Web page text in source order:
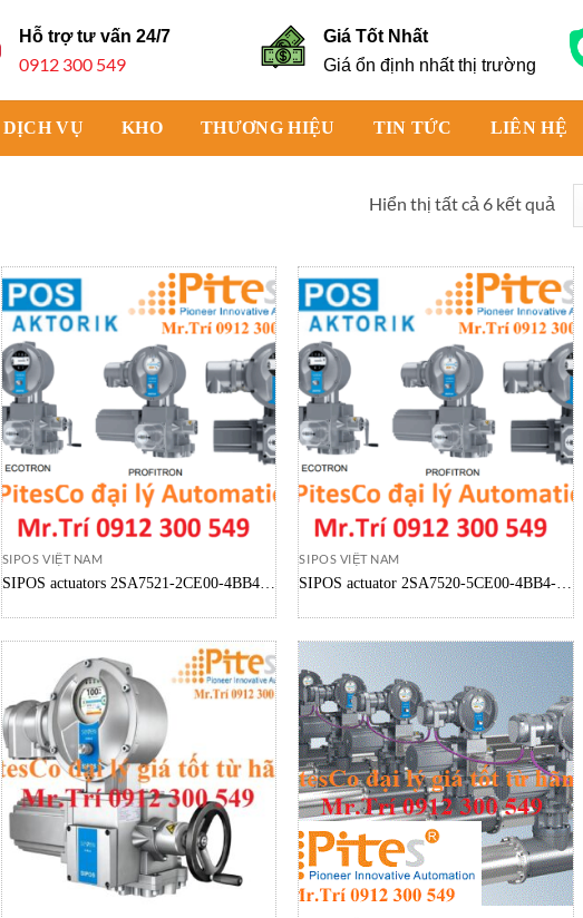
Hỗ trợ tư vấn 24/7
0912 300 549
Giá Tốt Nhất
Giá ổn định nhất thị trường
DỊCH VỤ KHO THƯƠNG HIỆU TIN TỨC LIÊN HỆ
Hiển thị tất cả 6 kết quảĐã
sắp
theo
mới
nhất
SIPOS VIỆT NAM
SIPOS actuators 2SA7521-2CE00-4BB4-Z
SIPOS VIỆT NAM
SIPOS actuator 2SA7520-5CE00-4BB4-Z-